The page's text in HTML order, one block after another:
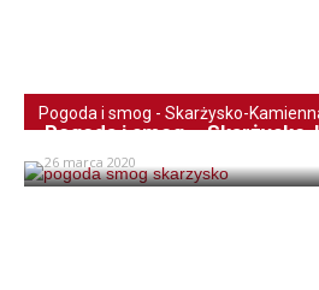
Pogoda i smog - Skarżysko-
Pogoda i smog –
26 marca 2020